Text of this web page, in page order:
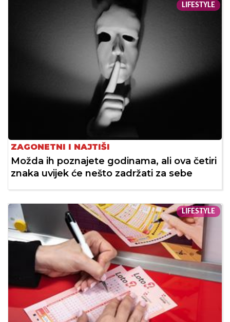
LIFESTYLE
ZAGONETNI I NAJTIŠI
Možda ih poznajete godinama, ali ova četiri
znaka uvijek će nešto zadržati za sebe
LIFESTYLE